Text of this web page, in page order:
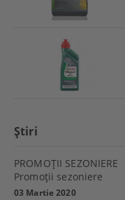
Ştiri
PROMOŢII SEZONIERE
Promoţii sezoniere
03 Martie 2020